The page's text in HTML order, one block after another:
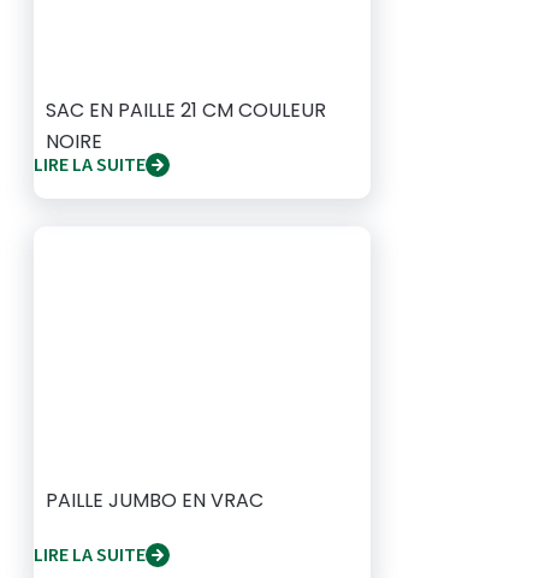
SAC EN PAILLE 21 CM COULEUR
NOIRE
LIRE LA SUITE
PAILLE JUMBO EN VRAC
LIRE LA SUITE